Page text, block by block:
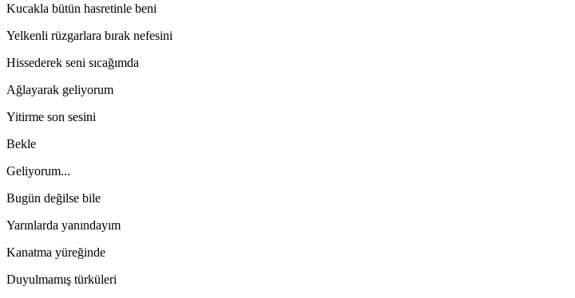
Kucakla bütün hasretinle beni
Yelkenli rüzgarlara bırak nefesini
Hissederek seni sıcağımda
Ağlayarak geliyorum
Yitirme son sesini
Bekle
Geliyorum...
Bugün değilse bile
Yarınlarda yanındayım
Kanatma yüreğinde
Duyulmamış türküleri